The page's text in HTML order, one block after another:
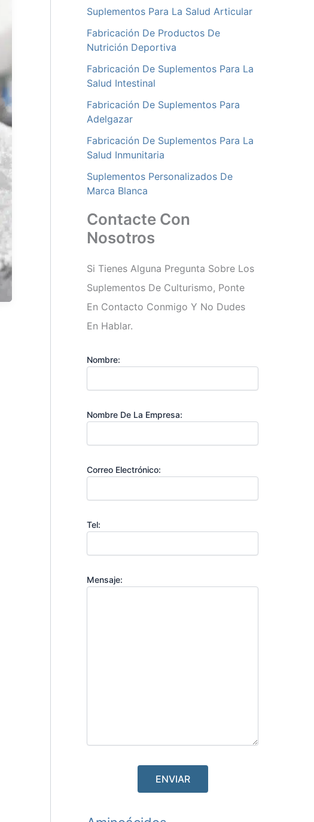
Suplementos Para La Salud Articular
Fabricación De Productos De
Nutrición Deportiva
Fabricación De Suplementos Para La
Salud Intestinal
Fabricación De Suplementos Para
Adelgazar
Fabricación De Suplementos Para La
Salud Inmunitaria
Suplementos Personalizados De
Marca Blanca
Contacte Con
Nosotros
Si Tienes Alguna Pregunta Sobre Los
Suplementos De Culturismo, Ponte
En Contacto Conmigo Y No Dudes
En Hablar.
Nombre:
Nombre De La Empresa:
Correo Electrónico:
Tel:
Mensaje:
A